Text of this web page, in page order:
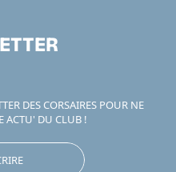
DES CORSAIRES POUR NE
ACTU' DU CLUB !